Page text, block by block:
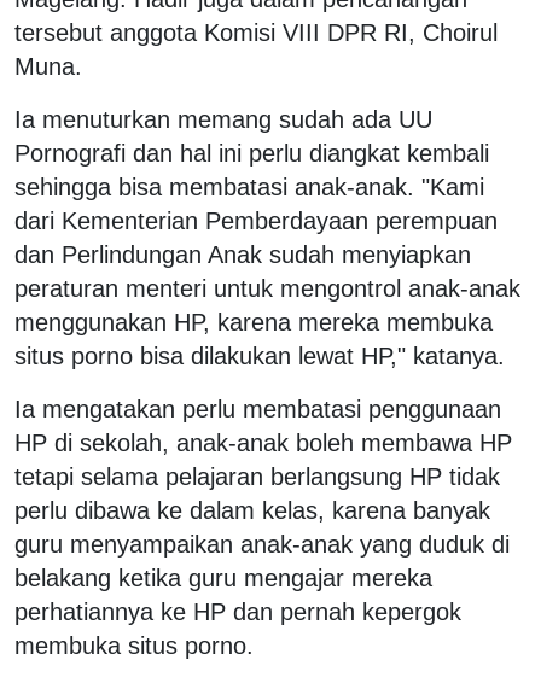
tersebut anggota Komisi VIII DPR RI, Choirul
Muna.
Ia menuturkan memang sudah ada UU
Pornografi dan hal ini perlu diangkat kembali
sehingga bisa membatasi anak-anak. "Kami
dari Kementerian Pemberdayaan perempuan
dan Perlindungan Anak sudah menyiapkan
peraturan menteri untuk mengontrol anak-anak
menggunakan HP, karena mereka membuka
situs porno bisa dilakukan lewat HP," katanya.
Ia mengatakan perlu membatasi penggunaan
HP di sekolah, anak-anak boleh membawa HP
tetapi selama pelajaran berlangsung HP tidak
perlu dibawa ke dalam kelas, karena banyak
guru menyampaikan anak-anak yang duduk di
belakang ketika guru mengajar mereka
perhatiannya ke HP dan pernah kepergok
membuka situs porno.